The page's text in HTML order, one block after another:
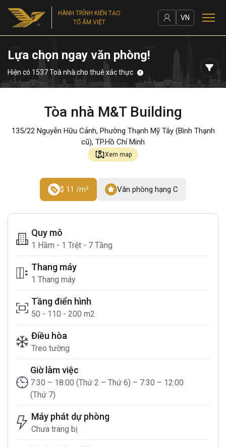
HÀNH TRÌNH KIẾN TẠO
TỔ ẤM VIỆT
VN
Lựa chọn ngay văn phòng!
Hiện có 1537 Toà nhà cho thuê xác thực
Tòa nhà M&T Building
135/22 Nguyễn Hữu Cảnh, Phường Thạnh Mỹ Tây (Bình Thạnh
cũ), TP.Hồ Chí Minh
Xem map
$ 11 /m² Văn phòng hạng C
Quy mô
1 Hầm - 1 Trệt - 7 Tầng
Thang máy
1 Thang máy
Tầng điển hình
50 - 110 - 200 m2
Điều hòa
Treo tường
Giờ làm việc
7:30 – 18:00 (Thứ 2 – Thứ 6) – 7:30 – 12:00
(Thứ 7)
Máy phát dự phòng
Chưa trang bị